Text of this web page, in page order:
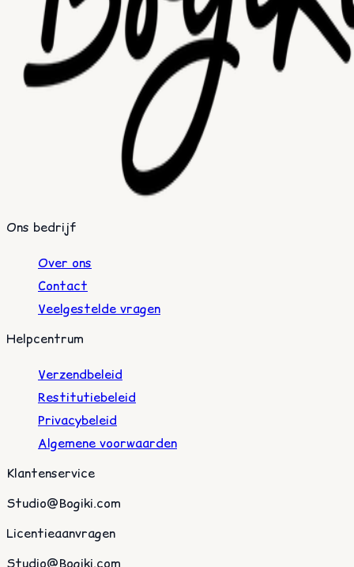
Ons bedrijf
Over ons
Contact
Veelgestelde vragen
Helpcentrum
Verzendbeleid
Restitutiebeleid
Privacybeleid
Algemene voorwaarden
Klantenservice
Studio@Bogiki.com
Licentieaanvragen
Studio@Bogiki.com